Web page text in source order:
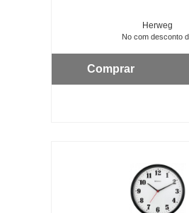
Herweg
No com desconto
Comprar